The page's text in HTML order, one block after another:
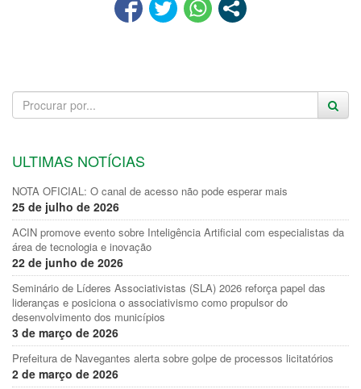
ULTIMAS NOTÍCIAS
NOTA OFICIAL: O canal de acesso não pode esperar mais
25 de julho de 2026
ACIN promove evento sobre Inteligência Artificial com especialistas da
área de tecnologia e inovação
22 de junho de 2026
Seminário de Líderes Associativistas (SLA) 2026 reforça papel das
lideranças e posiciona o associativismo como propulsor do
desenvolvimento dos municípios
3 de março de 2026
Prefeitura de Navegantes alerta sobre golpe de processos licitatórios
2 de março de 2026